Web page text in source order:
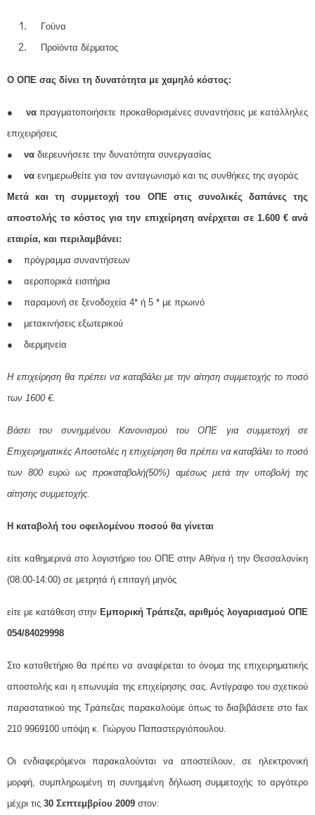
Γούνα
Προϊόντα δέρματος
Ο ΟΠΕ σας δίνει τη δυνατότητα με χαμηλό κόστος:
● ναπραγματοποιήσετε προκαθορισμένες συναντήσεις με κατάλληλες
επιχειρήσεις
● να διερευνήσετε την δυνατότητα συνεργασίας
● να ενημερωθείτε για τον ανταγωνισμό και τις συνθήκες της αγοράς
Μετά και τη συμμετοχή του ΟΠΕ στις συνολικές δαπάνες της
αποστολής το κόστος για την επιχείρηση ανέρχεται σε 1.600 € ανά
εταιρία, και περιλαμβάνει:
● πρόγραμμα συναντήσεων
● αεροπορικά εισιτήρια
● παραμονή σε ξενοδοχεία 4* ή 5 * με πρωινό
● μετακινήσεις εξωτερικού
● διερμηνεία
H επιχείρηση θα πρέπει να καταβάλει με την αίτηση συμμετοχής το ποσό
των 1600 €.
Βάσει του συνημμένου Κανονισμού του ΟΠΕ για συμμετοχή σε
Επιχειρηματικές Αποστολές η επιχείρηση θα πρέπει να καταβάλει το ποσό
των 800 ευρώ ως προκαταβολή(50%) αμέσως μετά την υποβολή της
αίτησης συμμετοχής.
Η καταβολή του οφειλομένου ποσού θα γίνεται
είτε καθημερινά στο λογιστήριο του ΟΠΕ στην Αθήνα ή την Θεσσαλονίκη
(08:00-14:00) σε μετρητά ή επιταγή μηνός
είτε με κατάθεση στην Εμπορική Τράπεζα, αριθμός λογαριασμού ΟΠΕ
054/84029998
Στο καταθετήριο θα πρέπει να αναφέρεται το όνομα της επιχειρηματικής
αποστολής και η επωνυμία της επιχείρησης σας. Αντίγραφο του σχετικού
παραστατικού της Τράπεζας παρακαλούμε όπως το διαβιβάσετε στο fax
210 9969100 υπόψη κ. Γιώργου Παπαστεργιόπουλου.
Oι ενδιαφερόμενοι παρακαλούνται να αποστείλουν, σε ηλεκτρονική
μορφή, συμπληρωμένη τη συνημμένη δήλωση συμμετοχής το αργότερο
μέχρι τις 30 Σεπτεμβρίου 2009 στον: